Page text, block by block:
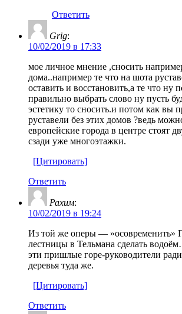
Ответить
Grig:
10/02/2019 в 17:33
мое личное мнение ,сносить
дома..например те что на шота
оставить и восстановить,а те что ну
правильно выбрать слово ну пусть
эстетику то сносить.и потом как вы
руставели без этих домов ?ведь
европейские города в центре стоят
сзади уже многоэтажки.
[Цитировать]
Ответить
Рахим:
10/02/2019 в 19:24
Из той же оперы — »осовременить»
лестницы в Тельмана сделать
эти пришлые горе-руководители
деревья туда же.
[Цитировать]
Ответить